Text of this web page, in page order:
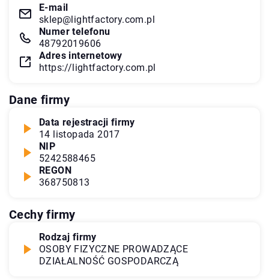
E-mail
sklep@lightfactory.com.pl
Numer telefonu
48792019606
Adres internetowy
https://lightfactory.com.pl
Dane firmy
Data rejestracji firmy
14 listopada 2017
NIP
5242588465
REGON
368750813
Cechy firmy
Rodzaj firmy
OSOBY FIZYCZNE PROWADZĄCE
DZIAŁALNOŚĆ GOSPODARCZĄ